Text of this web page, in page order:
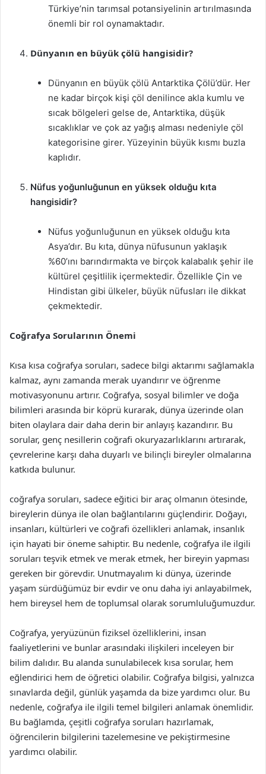
Türkiye’nin tarımsal potansiyelinin artırılmasında
önemli bir rol oynamaktadır.
Dünyanın en büyük çölü hangisidir?
Dünyanın en büyük çölü Antarktika Çölü’dür. Her
ne kadar birçok kişi çöl denilince akla kumlu ve
sıcak bölgeleri gelse de, Antarktika, düşük
sıcaklıklar ve çok az yağış alması nedeniyle çöl
kategorisine girer. Yüzeyinin büyük kısmı buzla
kaplıdır.
Nüfus yoğunluğunun en yüksek olduğu kıta
hangisidir?
Nüfus yoğunluğunun en yüksek olduğu kıta
Asya’dır. Bu kıta, dünya nüfusunun yaklaşık
%60’ını barındırmakta ve birçok kalabalık şehir ile
kültürel çeşitlilik içermektedir. Özellikle Çin ve
Hindistan gibi ülkeler, büyük nüfusları ile dikkat
çekmektedir.
Coğrafya Sorularının Önemi
Kısa kısa coğrafya soruları, sadece bilgi aktarımı sağlamakla
kalmaz, aynı zamanda merak uyandırır ve öğrenme
motivasyonunu artırır. Coğrafya, sosyal bilimler ve doğa
bilimleri arasında bir köprü kurarak, dünya üzerinde olan
biten olaylara dair daha derin bir anlayış kazandırır. Bu
sorular, genç nesillerin coğrafi okuryazarlıklarını artırarak,
çevrelerine karşı daha duyarlı ve bilinçli bireyler olmalarına
katkıda bulunur.
coğrafya soruları, sadece eğitici bir araç olmanın ötesinde,
bireylerin dünya ile olan bağlantılarını güçlendirir. Doğayı,
insanları, kültürleri ve coğrafi özellikleri anlamak, insanlık
için hayati bir öneme sahiptir. Bu nedenle, coğrafya ile ilgili
soruları teşvik etmek ve merak etmek, her bireyin yapması
gereken bir görevdir. Unutmayalım ki dünya, üzerinde
yaşam sürdüğümüz bir evdir ve onu daha iyi anlayabilmek,
hem bireysel hem de toplumsal olarak sorumluluğumuzdur.
Coğrafya, yeryüzünün fiziksel özelliklerini, insan
faaliyetlerini ve bunlar arasındaki ilişkileri inceleyen bir
bilim dalıdır. Bu alanda sunulabilecek kısa sorular, hem
eğlendirici hem de öğretici olabilir. Coğrafya bilgisi, yalnızca
sınavlarda değil, günlük yaşamda da bize yardımcı olur. Bu
nedenle, coğrafya ile ilgili temel bilgileri anlamak önemlidir.
Bu bağlamda, çeşitli coğrafya soruları hazırlamak,
öğrencilerin bilgilerini tazelemesine ve pekiştirmesine
yardımcı olabilir.